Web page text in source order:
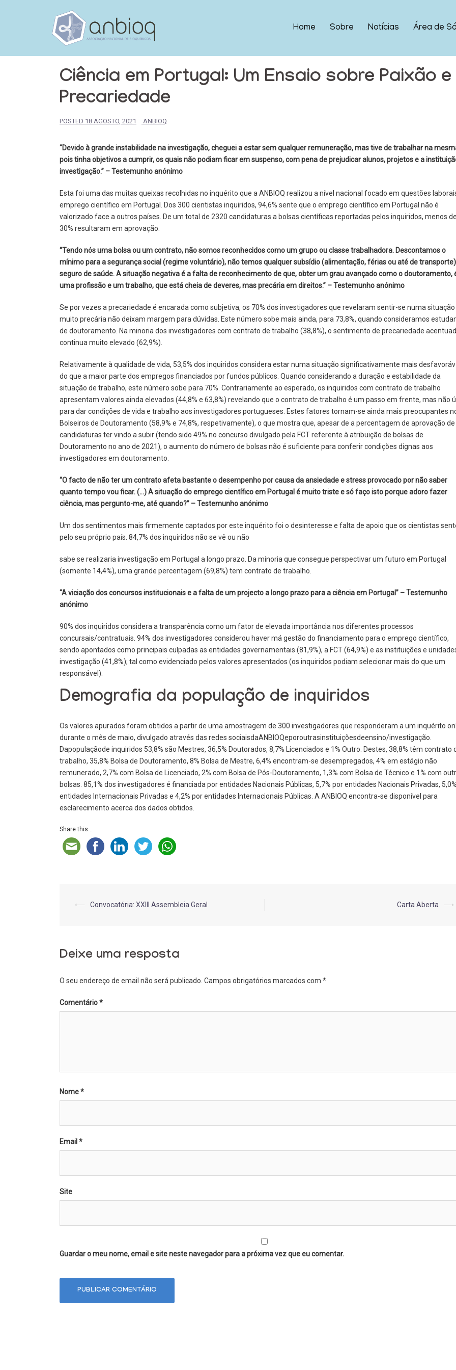
Home Sobre Notícias Área de
Ciência em Portugal: Um Ensaio sobre Paixão e
Precariedade
POSTED 18 AGOSTO, 2021 ANBIOQ
“Devido à grande instabilidade na investigação, cheguei a estar sem qualquer remuneração, mas tive de trabalhar na
pois tinha objetivos a cumprir, os quais não podiam ficar em suspenso, com pena de prejudicar alunos, projetos e a
investigação.” – Testemunho anónimo
Esta foi uma das muitas queixas recolhidas no inquérito que a ANBIOQ realizou a nível nacional focado em questões
emprego científico em Portugal. Dos 300 cientistas inquiridos, 94,6% sente que o emprego científico em Portugal não é
valorizado face a outros países. De um total de 2320 candidaturas a bolsas científicas reportadas pelos inquiridos, menos de
30% resultaram em aprovação.
“Tendo nós uma bolsa ou um contrato, não somos reconhecidos como um grupo ou classe trabalhadora. Descontamos o
mínimo para a segurança social (regime voluntário), não temos qualquer subsídio (alimentação, férias ou até de
seguro de saúde. A situação negativa é a falta de reconhecimento de que, obter um grau avançado como o doutoramento,
uma profissão e um trabalho, que está cheia de deveres, mas precária em direitos.” – Testemunho anónimo
Se por vezes a precariedade é encarada como subjetiva, os 70% dos investigadores que revelaram sentir-se numa situação
muito precária não deixam margem para dúvidas. Este número sobe mais ainda, para 73,8%, quando consideramos
de doutoramento. Na minoria dos investigadores com contrato de trabalho (38,8%), o sentimento de precariedade
continua muito elevado (62,9%).
Relativamente à qualidade de vida, 53,5% dos inquiridos considera estar numa situação significativamente mais
do que a maior parte dos empregos financiados por fundos públicos. Quando considerando a duração e estabilidade da
situação de trabalho, este número sobe para 70%. Contrariamente ao esperado, os inquiridos com contrato de trabalho
apresentam valores ainda elevados (44,8% e 63,8%) revelando que o contrato de trabalho é um passo em frente, mas não
para dar condições de vida e trabalho aos investigadores portugueses. Estes fatores tornam-se ainda mais preocupantes
Bolseiros de Doutoramento (58,9% e 74,8%, respetivamente), o que mostra que, apesar de a percentagem de aprovação de
candidaturas ter vindo a subir (tendo sido 49% no concurso divulgado pela FCT referente à atribuição de bolsas de
Doutoramento no ano de 2021), o aumento do número de bolsas não é suficiente para conferir condições dignas aos
investigadores em doutoramento.
“O facto de não ter um contrato afeta bastante o desempenho por causa da ansiedade e stress provocado por não saber
quanto tempo vou ficar. (…) A situação do emprego científico em Portugal é muito triste e só faço isto porque adoro fazer
ciência, mas pergunto-me, até quando?” – Testemunho anónimo
Um dos sentimentos mais firmemente captados por este inquérito foi o desinteresse e falta de apoio que os cientistas
pelo seu próprio país. 84,7% dos inquiridos não se vê ou não
sabe se realizaria investigação em Portugal a longo prazo. Da minoria que consegue perspectivar um futuro em Portugal
(somente 14,4%), uma grande percentagem (69,8%) tem contrato de trabalho.
“A viciação dos concursos institucionais e a falta de um projecto a longo prazo para a ciência em Portugal” – Testemunho
anónimo
90% dos inquiridos considera a transparência como um fator de elevada importância nos diferentes processos
concursais/contratuais. 94% dos investigadores considerou haver má gestão do financiamento para o emprego científico,
sendo apontados como principais culpadas as entidades governamentais (81,9%), a FCT (64,9%) e as instituições e
investigação (41,8%); tal como evidenciado pelos valores apresentados (os inquiridos podiam selecionar mais do que um
responsável).
Demografia da população de inquiridos
Os valores apurados foram obtidos a partir de uma amostragem de 300 investigadores que responderam a um inquérito
durante o mês de maio, divulgado através das redes sociaisdaANBIOQeporoutrasinstituiçõesdeensino/investigação.
Dapopulaçãode inquiridos 53,8% são Mestres, 36,5% Doutorados, 8,7% Licenciados e 1% Outro. Destes, 38,8% têm contrato
trabalho, 35,8% Bolsa de Doutoramento, 8% Bolsa de Mestre, 6,4% encontram-se desempregados, 4% em estágio não
remunerado, 2,7% com Bolsa de Licenciado, 2% com Bolsa de Pós-Doutoramento, 1,3% com Bolsa de Técnico e 1% com
bolsas. 85,1% dos investigadores é financiada por entidades Nacionais Públicas, 5,7% por entidades Nacionais Privadas,
entidades Internacionais Privadas e 4,2% por entidades Internacionais Públicas. A ANBIOQ encontra-se disponível para
esclarecimento acerca dos dados obtidos.
Share this...
Post
⟵ Convocatória: XXIII Assembleia Geral Carta Aberta ⟶
Deixe uma resposta
O seu endereço de email não será publicado. Campos obrigatórios marcados com *
Comentário*
Nome*
Email *
Site
Guardar o meu nome, email e site neste navegador para a próxima vez que eu comentar.